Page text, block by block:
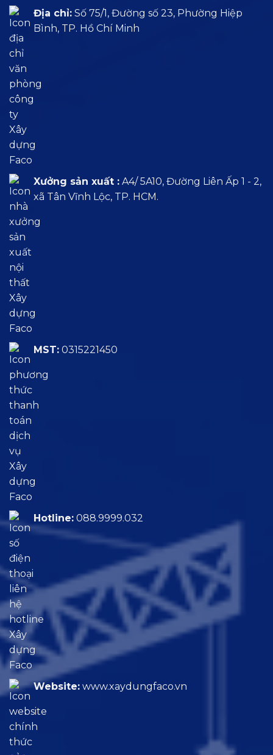
Địa chỉ: Số 75/1, Đường số 23, Phường Hiệp
Bình, TP. Hồ Chí Minh
Xưởng sản xuất : A4/ 5A10, Đường Liên Ấp 1 - 2,
xã Tân Vĩnh Lộc, TP. HCM.
MST: 0315221450
Hotline: 088.9999.032
Website: www.xaydungfaco.vn